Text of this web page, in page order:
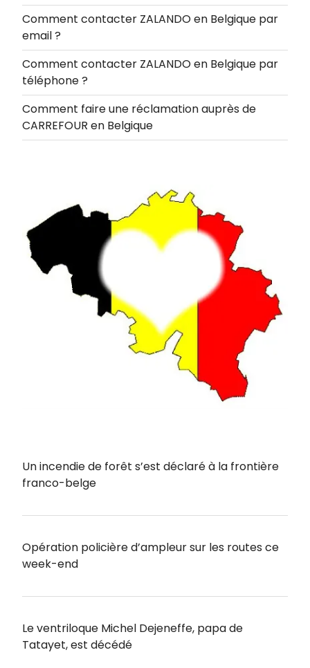
Comment contacter ZALANDO en Belgique par
email ?
Comment contacter ZALANDO en Belgique par
téléphone ?
Comment faire une réclamation auprès de
CARREFOUR en Belgique
Un incendie de forêt s’est déclaré à la frontière
franco-belge
Opération policière d’ampleur sur les routes ce
week-end
Le ventriloque Michel Dejeneffe, papa de
Tatayet, est décédé